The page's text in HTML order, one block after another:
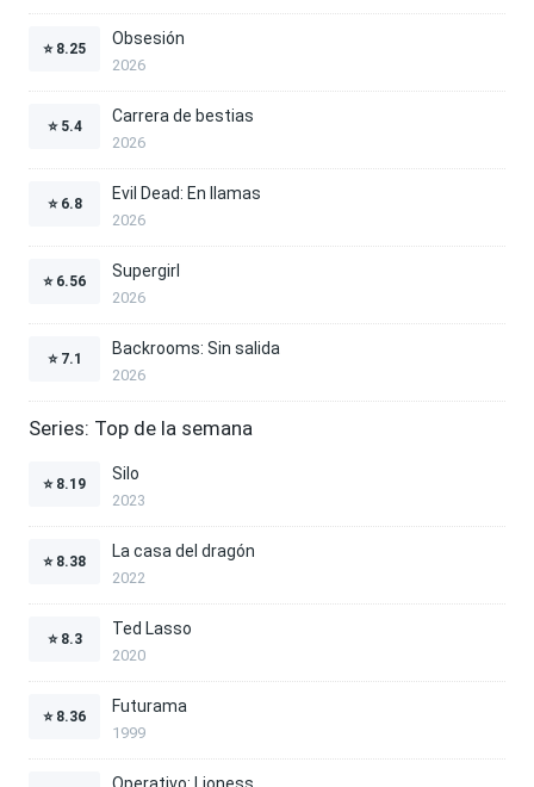
⭐ 8.25
Obsesión
2026
⭐ 5.4
Carrera de bestias
2026
⭐ 6.8
Evil Dead: En llamas
2026
⭐ 6.56
Supergirl
2026
⭐ 7.1
Backrooms: Sin salida
2026
Series: Top de la semana
⭐ 8.19
Silo
2023
⭐ 8.38
La casa del dragón
2022
⭐ 8.3
Ted Lasso
2020
⭐ 8.36
Futurama
1999
Operativo: Lioness